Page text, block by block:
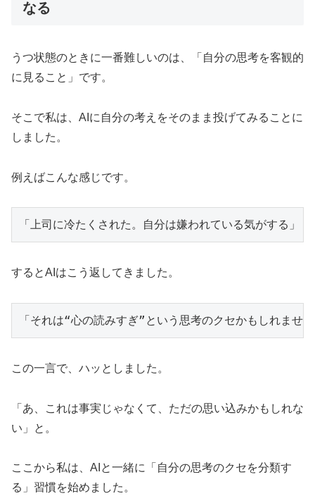
なる
うつ状態のときに一番難しいのは、「自分の思考を客観的
に見ること」です。
そこで私は、AIに自分の考えをそのまま投げてみることに
しました。
例えばこんな感じです。
するとAIはこう返してきました。
この一言で、ハッとしました。
「あ、これは事実じゃなくて、ただの思い込みかもしれな
い」と。
ここから私は、AIと一緒に「自分の思考のクセを分類す
る」習慣を始めました。